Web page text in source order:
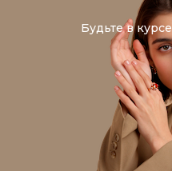
Будьте в